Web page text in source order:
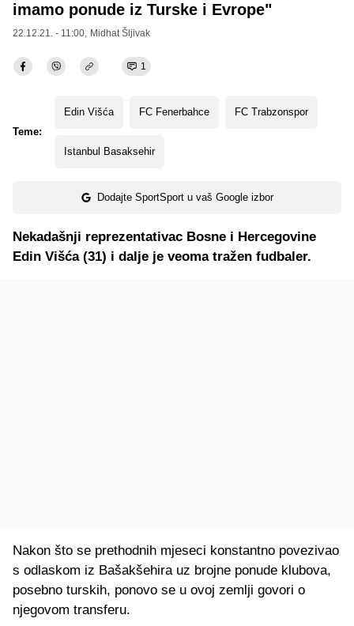
imamo ponude iz Turske i Evrope"
22.12.21. - 11:00, Midhat Šljivak
1
Teme:
Edin Višća FC Fenerbahce FC Trabzonspor
Istanbul Basaksehir
Dodajte SportSport u vaš Google izbor
Nekadašnji reprezentativac Bosne i Hercegovine
Edin Višća (31) i dalje je veoma tražen fudbaler.
Nakon što se prethodnih mjeseci konstantno povezivao
s odlaskom iz Bašakšehira uz brojne ponude klubova,
posebno turskih, ponovo se u ovoj zemlji govori o
njegovom transferu.